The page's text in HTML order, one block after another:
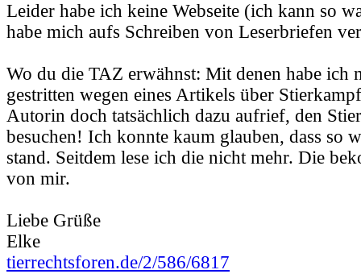
Leider habe ich keine Webseite (ich kann so
habe mich aufs Schreiben von Leserbriefen
Wo du die TAZ erwähnst: Mit denen habe ich
gestritten wegen eines Artikels über
Autorin doch tatsächlich dazu aufrief, den
besuchen! Ich konnte kaum glauben, dass so
stand. Seitdem lese ich die nicht mehr. Die
von mir.
Liebe Grüße
Elke
tierrechtsforen.de/2/586/6817